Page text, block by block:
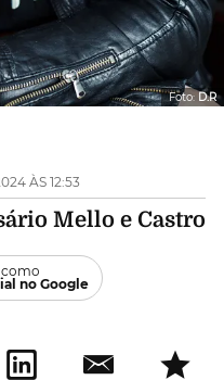
Foto: D.R
ÀS 12:53
Mello e Castro
no Google